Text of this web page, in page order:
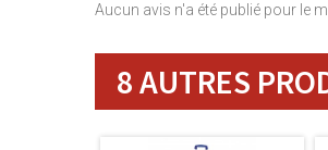
Aucun avis n'a été publié pour le
8 AUTRES